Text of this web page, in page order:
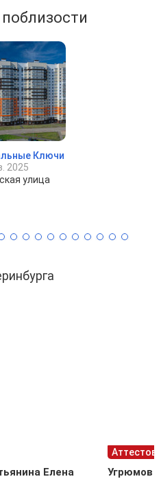
Ключи
2025
улица
Елена Угрюмов